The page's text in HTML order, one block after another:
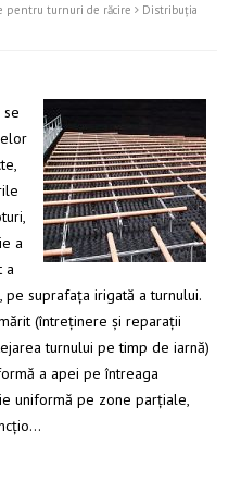
pentru turnuri de răcire
Distribuția
a
a
suprafaţa irigată a turnului.
(întreţinere şi reparaţii
turnului pe timp de iarnă)
a apei pe întreaga
uniformă pe zone parţiale,
...